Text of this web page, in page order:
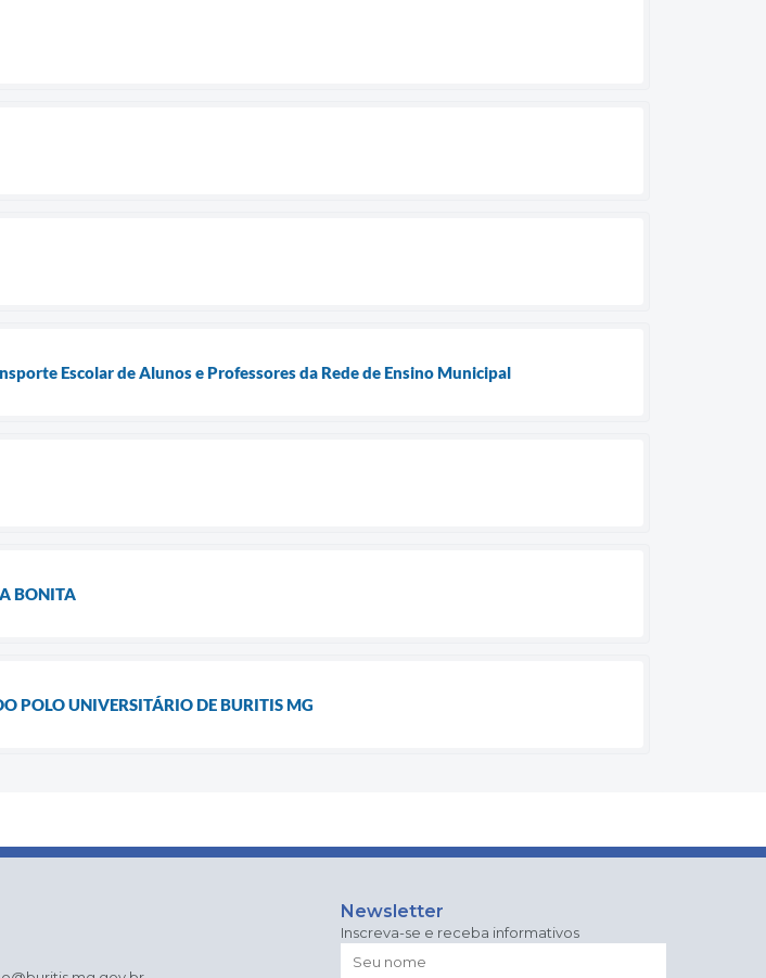
Escolar de Alunos e Professores da Rede de Ensino Municipal
BONITA
POLO UNIVERSITÁRIO DE BURITIS MG
Newsletter
Inscreva-se e receba informativos